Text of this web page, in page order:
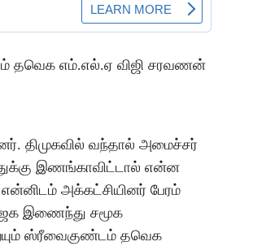
தவெக எம்.எல்.ஏ விஜி சரவணன்
திமுகவில் வந்தால் அமைச்சர்
இணங்காவிட்டால் என்ன
அக்கட்சியினர் பேரம்
இணைந்து சமூக
ஸ்ரீவைகுண்டம் தவெக